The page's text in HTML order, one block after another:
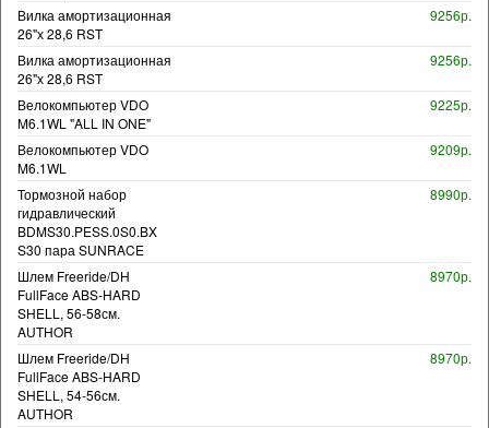
Вилка амортизационная
26"х 28,6 RST
9256р.
Вилка амортизационная
26"х 28,6 RST
9256р.
Велокомпьютер VDO
M6.1WL "ALL IN ONE"
9225р.
Велокомпьютер VDO
M6.1WL
9209р.
Тормозной набор
гидравлический
BDMS30.PESS.0S0.BX
S30 пара SUNRACE
8990р.
Шлем Freeride/DH
FullFace ABS-HARD
SHELL, 56-58см.
AUTHOR
8970р.
Шлем Freeride/DH
FullFace ABS-HARD
SHELL, 54-56см.
AUTHOR
8970р.